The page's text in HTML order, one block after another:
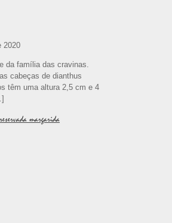
2020
da família das cravinas.
cabeças de dianthus
têm uma altura 2,5 cm e 4
margarida